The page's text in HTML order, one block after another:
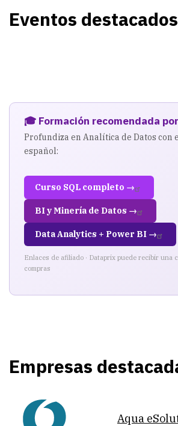
Eventos destacados
🎓 Formación recomendada
Profundiza en Analítica de Datos con
español:
Curso SQL completo →
BI y Minería de Datos →
Data Analytics + Power BI →
Enlaces de afiliado · Dataprix puede recibir una
compras
Empresas
Aqua